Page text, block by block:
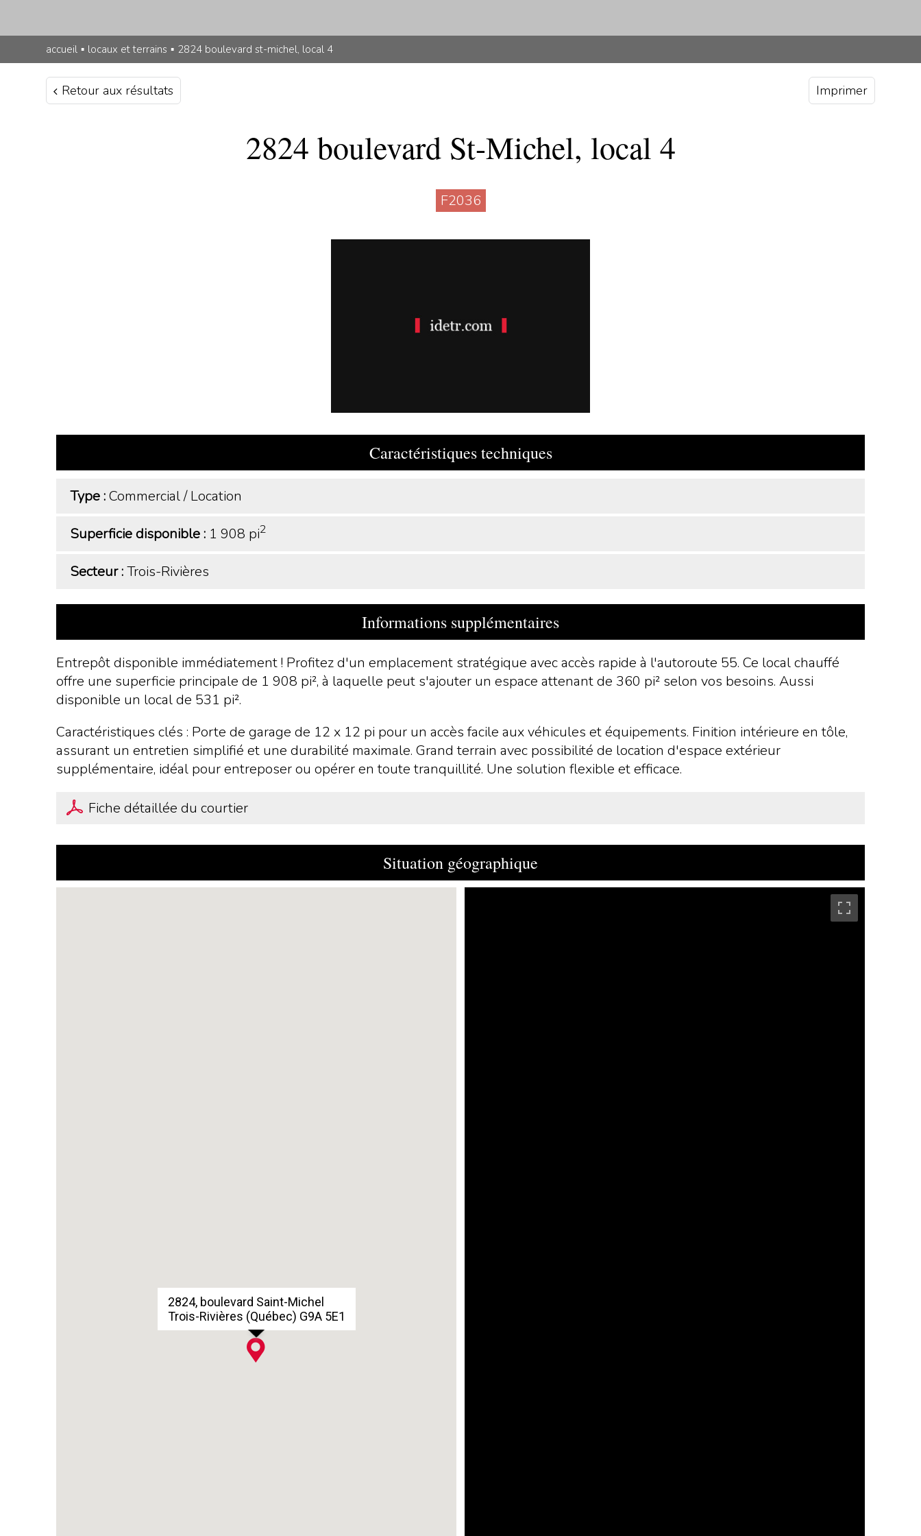
accueil ▪ locaux et terrains ▪ 2824 boulevard st-michel, local 4
Retour aux résultats Imprimer
2824 boulevard St-Michel, local 4
F2036
Caractéristiques techniques
Type :Commercial/Location
Superficie disponible : 1 908 pi2
Secteur :Trois-Rivières
Informations supplémentaires
Entrepôt disponible immédiatement ! Profitez d'un emplacement stratégique avec accès rapide à l'autoroute 55. Ce local chauffé
offre une superficie principale de 1 908 pi², à laquelle peut s'ajouter un espace attenant de 360 pi² selon vos besoins. Aussi
disponible un local de 531 pi².
Caractéristiques clés : Porte de garage de 12 x 12 pi pour un accès facile aux véhicules et équipements. Finition intérieure en tôle,
assurant un entretien simplifié et une durabilité maximale. Grand terrain avec possibilité de location d'espace extérieur
supplémentaire, idéal pour entreposer ou opérer en toute tranquillité. Une solution flexible et efficace.
Fiche détaillée du courtier
Situation géographique
2824, boulevard Saint-Michel
Trois-Rivières (Québec) G9A 5E1